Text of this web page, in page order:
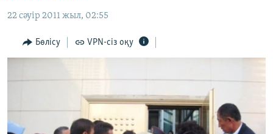
Skip
Search
ӘЛЕУМЕТ
ӘЛЕМ
ЖАЗЫЛЫҢЫЗ
22 сәуір 2011 жыл, 02:55
Бөлісу VPN-сіз оқу